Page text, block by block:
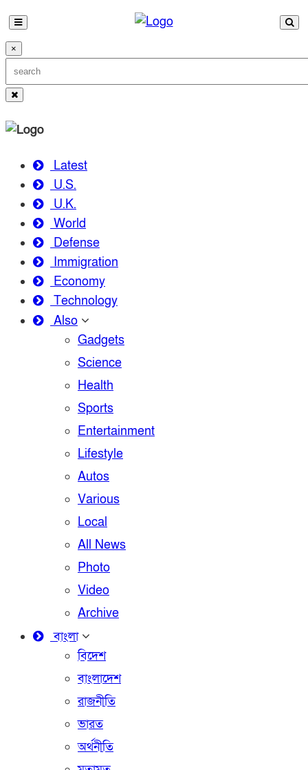
×
Latest
U.S.
U.K.
World
Defense
Immigration
Economy
Technology
Also
Gadgets
Science
Health
Sports
Entertainment
Lifestyle
Autos
Various
Local
All News
Photo
Video
Archive
বাংলা
বিদেশ
বাংলাদেশ
রাজনীতি
ভারত
অর্থনীতি